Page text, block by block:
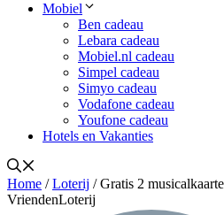
Mobiel
Ben cadeau
Lebara cadeau
Mobiel.nl cadeau
Simpel cadeau
Simyo cadeau
Vodafone cadeau
Youfone cadeau
Hotels en Vakanties
Home /Loterij / Gratis 2
VriendenLoterij